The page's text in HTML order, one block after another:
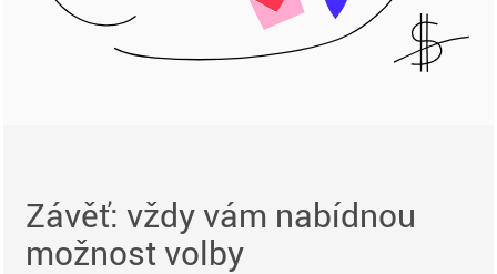
Závěť: vždy vám nabídnou
možnost volby